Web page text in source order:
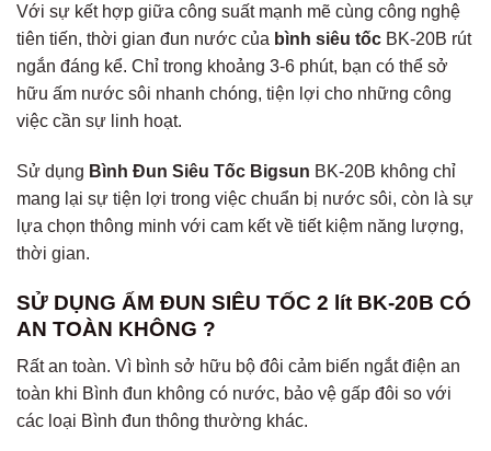
Với sự kết hợp giữa công suất mạnh mẽ cùng công nghệ
tiên tiến, thời gian đun nước của bình siêu tốc BK-20B rút
ngắn đáng kể. Chỉ trong khoảng 3-6 phút, bạn có thể sở
hữu ấm nước sôi nhanh chóng, tiện lợi cho những công
việc cần sự linh hoạt.
Sử dụng Bình Đun Siêu Tốc Bigsun BK-20B không chỉ
mang lại sự tiện lợi trong việc chuẩn bị nước sôi, còn là sự
lựa chọn thông minh với cam kết về tiết kiệm năng lượng,
thời gian.
SỬ DỤNG ẤM ĐUN SIÊU TỐC 2 lít BK-20B CÓ
AN TOÀN KHÔNG ?
Rất an toàn. Vì bình sở hữu bộ đôi cảm biến ngắt điện an
toàn khi Bình đun không có nước, bảo vệ gấp đôi so với
các loại Bình đun thông thường khác.